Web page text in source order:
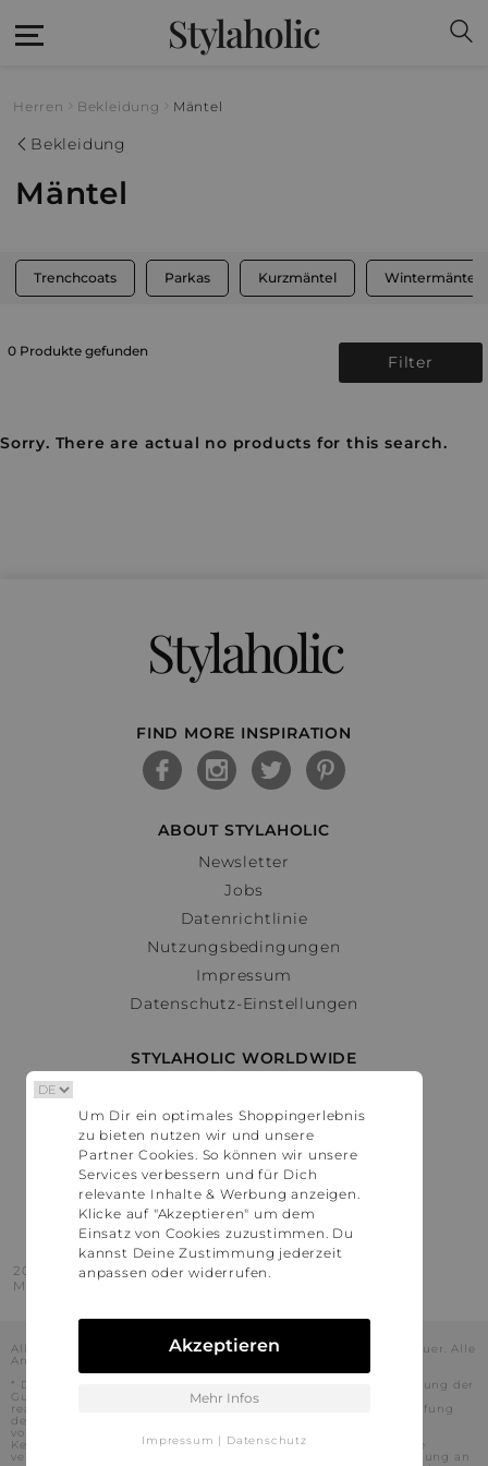
Stylaholic
Herren Bekleidung Mäntel
Bekleidung
Mäntel
Trenchcoats Parkas Kurzmäntel Wintermäntel
0 Produkte gefunden
Filter
Sorry. There are actual no products for this search.
Stylaholic
FIND MORE INSPIRATION
ABOUT STYLAHOLIC
Newsletter
Jobs
Datenrichtlinie
Nutzungsbedingungen
Impressum
Datenschutz-Einstellungen
STYLAHOLIC WORLDWIDE
Österreich
Schweiz
France
United States
2016 - 2026 © Stylaholic.
Made for you with love in munich.
Alle Preise inkl. der jeweils geltenden gesetzlichen Mehrwertsteuer. Alle
Angaben ohne Gewähr.
* Die angezeigten Preise beinhalten Rabatte, die durch die Nutzung der
Gutschein-Codes auf den Seiten unserer Partner voraussichtlich
realisiert werden können. Stylaholic führt keine vollständige Prüfung
der Gutschein-Codes durch und es kann daher in Einzelfällen
vorkommen, dass die Gutscheine abweichend von unserem
Kenntnisstand bei dem jeweiligen Shop nicht oder nur teilweise
verwendet werden können. Darüber hinaus kann deren Verwendung an
Um Dir ein optimales Shoppingerlebnis
zu bieten nutzen wir und unsere
Partner Cookies. So können wir unsere
Services verbessern und für Dich
relevante Inhalte & Werbung anzeigen.
Klicke auf "Akzeptieren" um dem
Einsatz von Cookies zuzustimmen. Du
kannst Deine Zustimmung jederzeit
anpassen oder widerrufen.
Akzeptieren
Mehr Infos
Impressum | Datenschutz